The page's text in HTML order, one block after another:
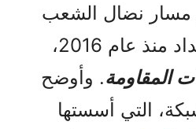
مسار نضال الشعب
الإيراني ضد الاستبداد منذ عام 2016،
المقاومة. وأوضح
التي أسستها